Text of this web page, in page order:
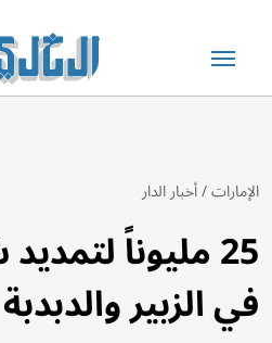
الإمارات/أخبار الدار
25 مليوناً
في الزبير والدبدبة